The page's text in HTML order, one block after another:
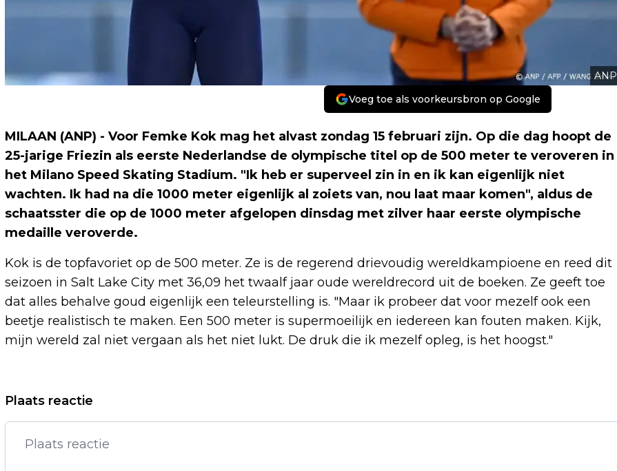
ANP
Voeg toe als voorkeursbron op Google
MILAAN (ANP) - Voor Femke Kok mag het alvast zondag 15 februari zijn. Op die dag hoopt de
25-jarige Friezin als eerste Nederlandse de olympische titel op de 500 meter te veroveren in
het Milano Speed Skating Stadium. "Ik heb er superveel zin in en ik kan eigenlijk niet
wachten. Ik had na die 1000 meter eigenlijk al zoiets van, nou laat maar komen", aldus de
schaatsster die op de 1000 meter afgelopen dinsdag met zilver haar eerste olympische
medaille veroverde.
Kok is de topfavoriet op de 500 meter. Ze is de regerend drievoudig wereldkampioene en reed dit
seizoen in Salt Lake City met 36,09 het twaalf jaar oude wereldrecord uit de boeken. Ze geeft toe
dat alles behalve goud eigenlijk een teleurstelling is. "Maar ik probeer dat voor mezelf ook een
beetje realistisch te maken. Een 500 meter is supermoeilijk en iedereen kan fouten maken. Kijk,
mijn wereld zal niet vergaan als het niet lukt. De druk die ik mezelf opleg, is het hoogst."
Vorig artikel
TOPSCORER UEDA NOG ONZEKER VOOR
DUEL FEYENOORD MET GO AHEAD
EUROVISION SONG CONTEST LIVE TOUR
Plaats reactie